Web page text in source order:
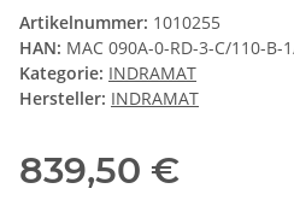
Artikelnummer: 1010255
HAN: MAC 090A-0-RD-3-C/110-B-
Kategorie: INDRAMAT
Hersteller: INDRAMAT
839,50 €